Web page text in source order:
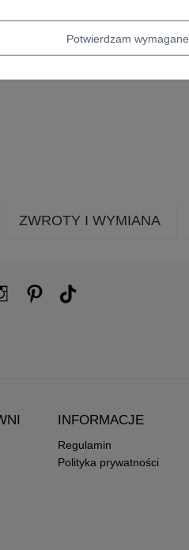
ZWROTY I WYMIANA
INFORMACJE
Regulamin
Polityka prywatności
Potwierdzam wymagane